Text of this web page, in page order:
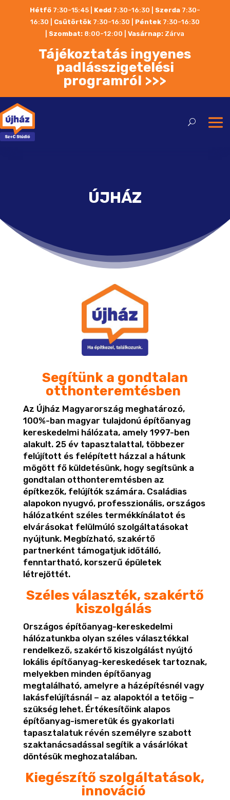
Hétfő7:30-15:45 | Kedd7:30-16:30 | Szerda7:30-
16:30 | Csütörtök7:30-16:30 | Péntek7:30-16:30
|Szombat: 8:00-12:00 |Vasárnap: Zárva
Tájékoztatás ingyenes
padlásszigetelési
programról >>>
ÚJHÁZ
Segítünk a gondtalan
otthonteremtésben
Az Újház Magyarország meghatározó,
100%-ban magyar tulajdonú építőanyag
kereskedelmi hálózata, amely 1997-ben
alakult. 25 év tapasztalattal, többezer
felújított és felépített házzal a hátunk
mögött fő küldetésünk, hogy segítsünk a
gondtalan otthonteremtésben az
építkezők, felújítók számára. Családias
alapokon nyugvó, professzionális, országos
hálózatként széles termékkínálatot és
elvárásokat felülmúló szolgáltatásokat
nyújtunk. Megbízható, szakértő
partnerként támogatjuk időtálló,
fenntartható, korszerű épületek
létrejöttét.
Széles választék, szakértő
kiszolgálás
Országos építőanyag-kereskedelmi
hálózatunkba olyan széles választékkal
rendelkező, szakértő kiszolgálást nyújtó
lokális építőanyag-kereskedések tartoznak,
melyekben minden építőanyag
megtalálható, amelyre a házépítésnél vagy
lakásfelújításnál – az alapoktól a tetőig –
szükség lehet. Értékesítőink alapos
építőanyag-ismeretük és gyakorlati
tapasztalatuk révén személyre szabott
szaktanácsadással segítik a vásárlókat
döntésük meghozatalában.
Kiegészítő szolgáltatások,
innováció